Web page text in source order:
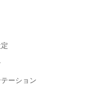
ーション